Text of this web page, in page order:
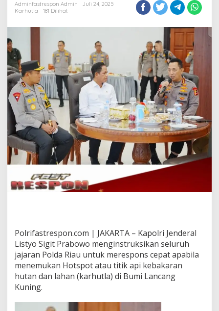
Adminfastrespon Admin
Juli 24, 2025
Karhutla
181 Dilihat
Polrifastrespon.com | JAKARTA – Kapolri Jenderal
Listyo Sigit Prabowo menginstruksikan seluruh
jajaran Polda Riau untuk merespons cepat apabila
menemukan Hotspot atau titik api kebakaran
hutan dan lahan (karhutla) di Bumi Lancang
Kuning.